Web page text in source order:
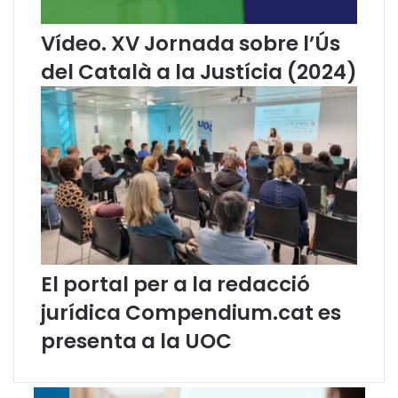
c
a
'
Vídeo. XV Jornada sobre l’Ús
del Català a la Justícia (2024)
El portal per a la redacció
jurídica Compendium.cat es
presenta a la UOC